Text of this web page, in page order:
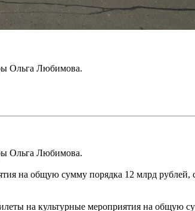
Ольга Любимова.
Ольга Любимова.
на общую сумму порядка 12 млрд рублей,
на культурные мероприятия на общую